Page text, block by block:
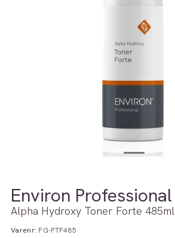
Environ Professional
Alpha Hydroxy Toner Forte 485ml
Varenr: FG-PTF485